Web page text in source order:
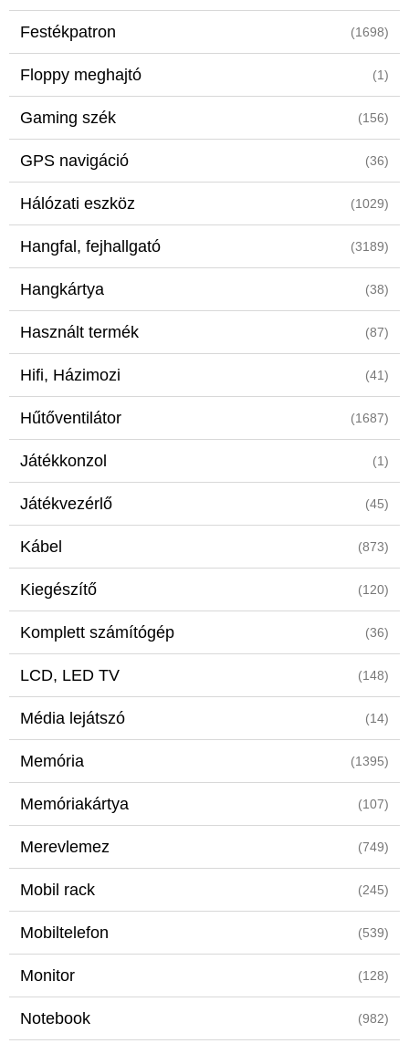
Festékpatron (1698)
Floppy meghajtó (1)
Gaming szék (156)
GPS navigáció (36)
Hálózati eszköz (1029)
Hangfal, fejhallgató (3189)
Hangkártya (38)
Használt termék (87)
Hifi, Házimozi (41)
Hűtőventilátor (1687)
Játékkonzol (1)
Játékvezérlő (45)
Kábel (873)
Kiegészítő (120)
Komplett számítógép (36)
LCD, LED TV (148)
Média lejátszó (14)
Memória (1395)
Memóriakártya (107)
Merevlemez (749)
Mobil rack (245)
Mobiltelefon (539)
Monitor (128)
Notebook (982)